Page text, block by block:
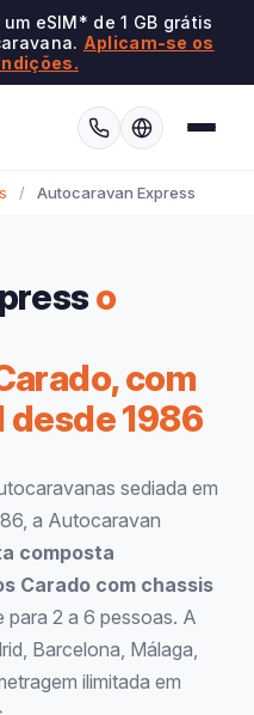
eSIM* de 1 GB grátis
Aplicam-se os
/ Autocaravan Express
o
com
desde 1986
sediada em
a Autocaravan
composta
Carado com chassis
para 2 a 6 pessoas. A
Barcelona, Málaga,
ilimitada em